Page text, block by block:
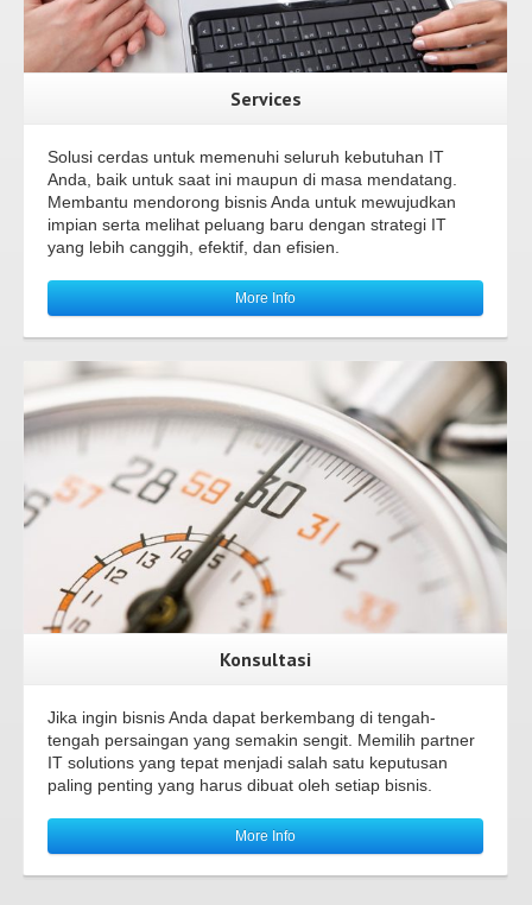
Services
Solusi cerdas untuk memenuhi seluruh kebutuhan IT
Anda, baik untuk saat ini maupun di masa mendatang.
Membantu mendorong bisnis Anda untuk mewujudkan
impian serta melihat peluang baru dengan strategi IT
yang lebih canggih, efektif, dan efisien.
More Info
Konsultasi
Jika ingin bisnis Anda dapat berkembang di tengah-
tengah persaingan yang semakin sengit. Memilih partner
IT solutions yang tepat menjadi salah satu keputusan
paling penting yang harus dibuat oleh setiap bisnis.
More Info